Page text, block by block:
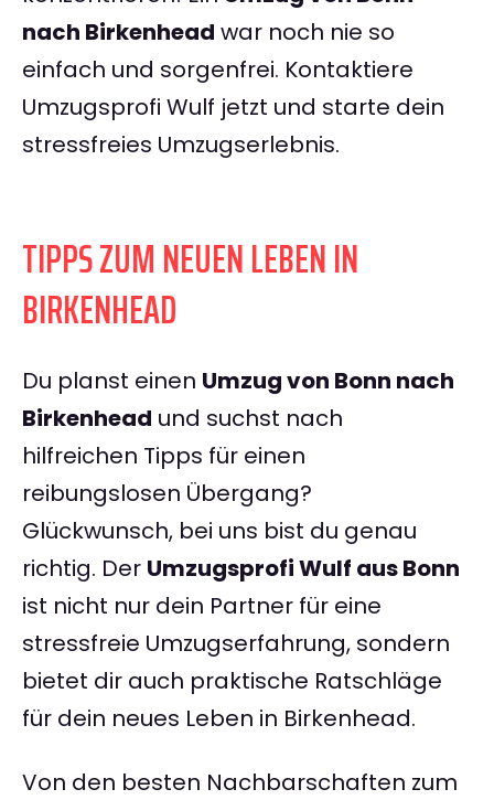
nach Birkenhead war noch nie so
einfach und sorgenfrei. Kontaktiere
Umzugsprofi Wulf jetzt und starte dein
stressfreies Umzugserlebnis.
TIPPS ZUM NEUEN LEBEN IN
BIRKENHEAD
Du planst einen Umzug von Bonn nach
Birkenhead und suchst nach
hilfreichen Tipps für einen
reibungslosen Übergang?
Glückwunsch, bei uns bist du genau
richtig. Der Umzugsprofi Wulf aus Bonn
ist nicht nur dein Partner für eine
stressfreie Umzugserfahrung, sondern
bietet dir auch praktische Ratschläge
für dein neues Leben in Birkenhead.
Von den besten Nachbarschaften zum